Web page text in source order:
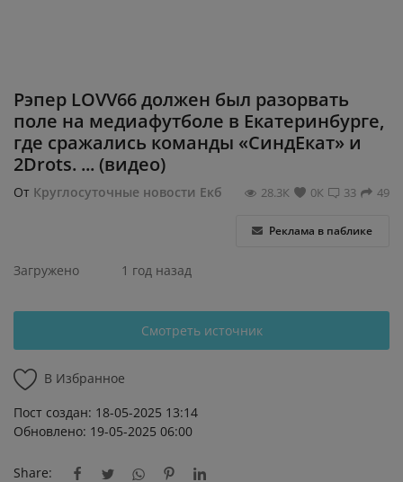
Рэпер LOVV66 должен был разорвать
поле на медиафутболе в Екатеринбурге,
где сражались команды «СиндЕкат» и
2Drots. ... (видео)
От Круглосуточные новости Екб 49
33
0К
28.3К
Реклама в паблике
Загружено 1 год назад
Смотреть источник
В Избранное
Пост создан: 18-05-2025 13:14
Обновлено: 19-05-2025 06:00
Share: